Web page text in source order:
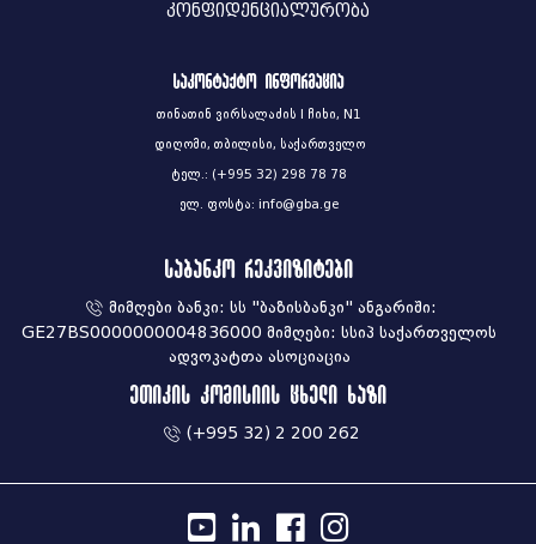
კონფიდენციალურობა
საკონტაქტო ინფორმაცია
თინათინ ვირსალაძის I ჩიხი, N1
დიღომი, თბილისი, საქართველო
ტელ.: (+995 32) 298 78 78
ელ. ფოსტა: info@gba.ge
საბანკო რეკვიზიტები
მიმღები ბანკი: სს "ბაზისბანკი" ანგარიში:
GE27BS0000000004836000 მიმღები: სსიპ საქართველოს
ადვოკატთა ასოციაცია
ეთიკის კომისიის ცხელი ხაზი
(+995 32) 2 200 262